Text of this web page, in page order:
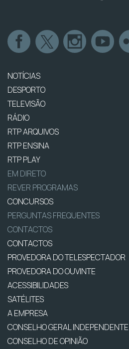
NOTÍCIAS
DESPORTO
TELEVISÃO
RÁDIO
RTP ARQUIVOS
RTP ENSINA
RTP PLAY
EM DIRETO
REVER PROGRAMAS
CONCURSOS
PERGUNTAS FREQUENTES
CONTACTOS
CONTACTOS
PROVEDORA DO TELESPECTADOR
PROVEDORA DO OUVINTE
ACESSIBILIDADES
SATÉLITES
A EMPRESA
CONSELHO GERAL INDEPENDENTE
CONSELHO DE OPINIÃO